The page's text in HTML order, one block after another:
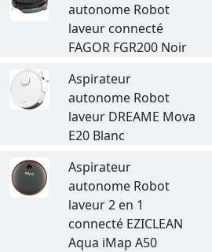
autonome Robot
laveur connecté
FAGOR FGR200 Noir
Aspirateur
autonome Robot
laveur DREAME Mova
E20 Blanc
Aspirateur
autonome Robot
laveur 2 en 1
connecté EZICLEAN
Aqua iMap A50